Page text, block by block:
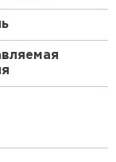
конструкций.